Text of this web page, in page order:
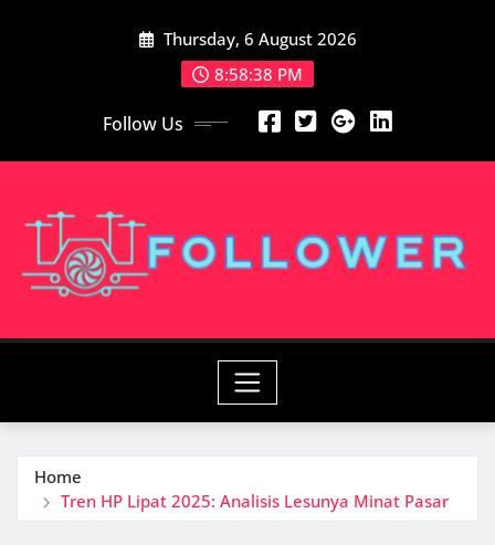
Thursday, 6 August 2026
8:58:40 PM
Follow Us
Home
Tren HP Lipat 2025: Analisis Lesunya Minat Pasar